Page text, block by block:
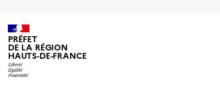
PRÉFET
DE LA RÉGION
HAUTS-DE-FRANCE